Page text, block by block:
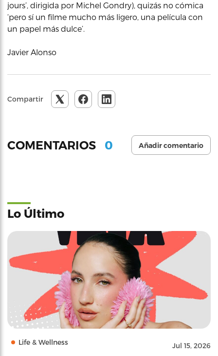
jours’, dirigida por Michel Gondry), quizás no cómica
‘pero sí un filme mucho más ligero, una película con
un papel más dulce’.
Javier Alonso
Compartir
COMENTARIOS 0 Añadir comentario
Lo Último
Life & Wellness Jul 15, 2026